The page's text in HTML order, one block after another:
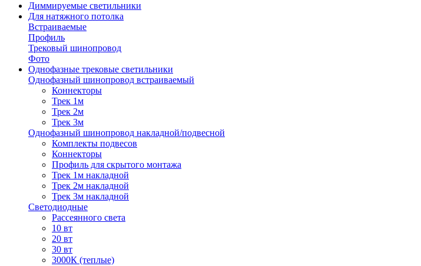
Диммируемые светильники
Для натяжного потолка
Встраиваемые
Профиль
Трековый шинопровод
Фото
Однофазные трековые светильники
Однофазный шинопровод встраиваемый
Коннекторы
Трек 1м
Трек 2м
Трек 3м
Однофазный шинопровод накладной/подвесной
Комплекты подвесов
Коннекторы
Профиль для скрытого монтажа
Трек 1м накладной
Трек 2м накладной
Трек 3м накладной
Светодиодные
Рассеянного света
10 вт
20 вт
30 вт
3000К (теплые)